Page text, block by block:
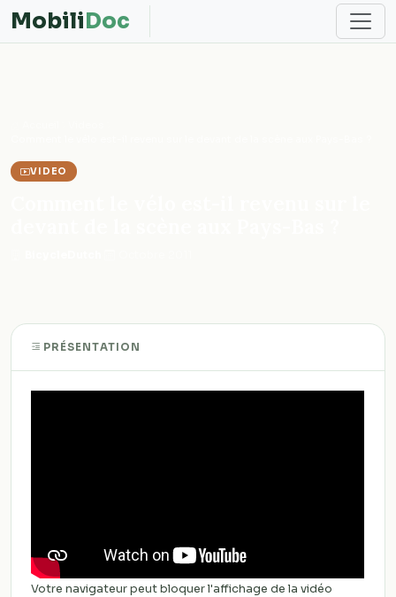
MobiliDoc
VIDEO
PRÉSENTATION
Votre navigateur peut bloquer l'affichage de la vidéo